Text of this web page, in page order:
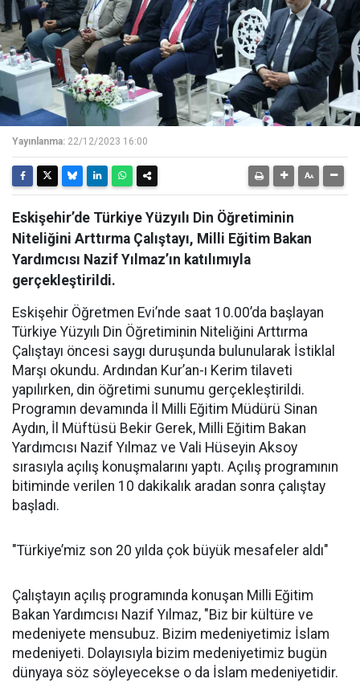
Yayınlanma: 22/12/2023 16:00
Eskişehir’de Türkiye Yüzyılı Din Öğretiminin
Niteliğini Arttırma Çalıştayı, Milli Eğitim Bakan
Yardımcısı Nazif Yılmaz’ın katılımıyla
gerçekleştirildi.
Eskişehir Öğretmen Evi’nde saat 10.00’da başlayan
Türkiye Yüzyılı Din Öğretiminin Niteliğini Arttırma
Çalıştayı öncesi saygı duruşunda bulunularak İstiklal
Marşı okundu. Ardından Kur’an-ı Kerim tilaveti
yapılırken, din öğretimi sunumu gerçekleştirildi.
Programın devamında İl Milli Eğitim Müdürü Sinan
Aydın, İl Müftüsü Bekir Gerek, Milli Eğitim Bakan
Yardımcısı Nazif Yılmaz ve Vali Hüseyin Aksoy
sırasıyla açılış konuşmalarını yaptı. Açılış programının
bitiminde verilen 10 dakikalık aradan sonra çalıştay
başladı.
"Türkiye’miz son 20 yılda çok büyük mesafeler aldı"
Çalıştayın açılış programında konuşan Milli Eğitim
Bakan Yardımcısı Nazif Yılmaz, "Biz bir kültüre ve
medeniyete mensubuz. Bizim medeniyetimiz İslam
medeniyeti. Dolayısıyla bizim medeniyetimiz bugün
dünyaya söz söyleyecekse o da İslam medeniyetidir.